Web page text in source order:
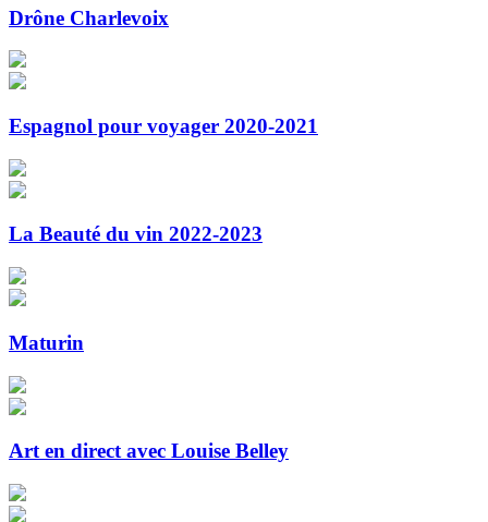
Drône Charlevoix
Espagnol pour voyager 2020-2021
La Beauté du vin 2022-2023
Maturin
Art en direct avec Louise Belley